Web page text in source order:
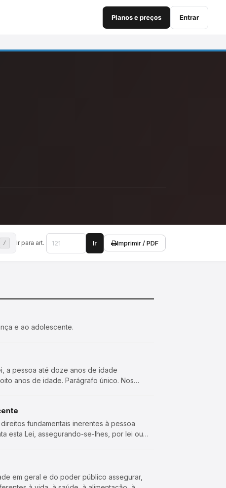
Planos e preços Entrar
Ir para art. Ir Imprimir / PDF
e ao adolescente.
a pessoa até doze anos de idade
anos de idade. Parágrafo único. Nos
fundamentais inerentes à pessoa
esta Lei, assegurando-se-lhes, por lei ou
em geral e do poder público assegurar,